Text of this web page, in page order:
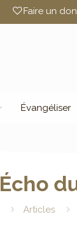
Faire un don
Évangéliser
Écho
Articles